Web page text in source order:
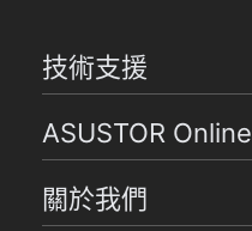
技術支援
ASUSTOR Online
關於我們